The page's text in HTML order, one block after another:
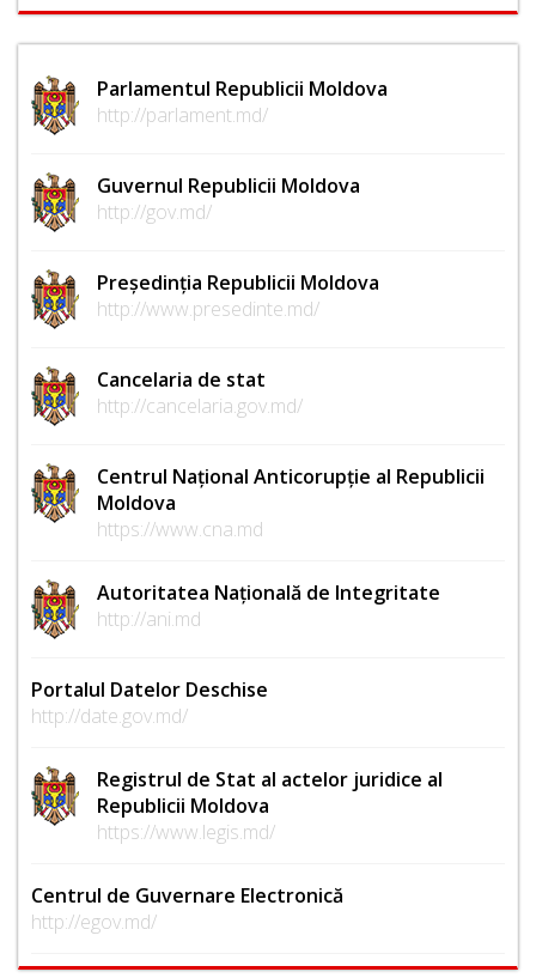
Parlamentul Republicii Moldova
http://parlament.md/
Guvernul Republicii Moldova
http://gov.md/
Președinția Republicii Moldova
http://www.presedinte.md/
Cancelaria de stat
http://cancelaria.gov.md/
Centrul Național Anticorupție al Republicii
Moldova
https://www.cna.md
Autoritatea Națională de Integritate
http://ani.md
Portalul Datelor Deschise
http://date.gov.md/
Registrul de Stat al actelor juridice al
Republicii Moldova
https://www.legis.md/
Centrul de Guvernare Electronică
http://egov.md/